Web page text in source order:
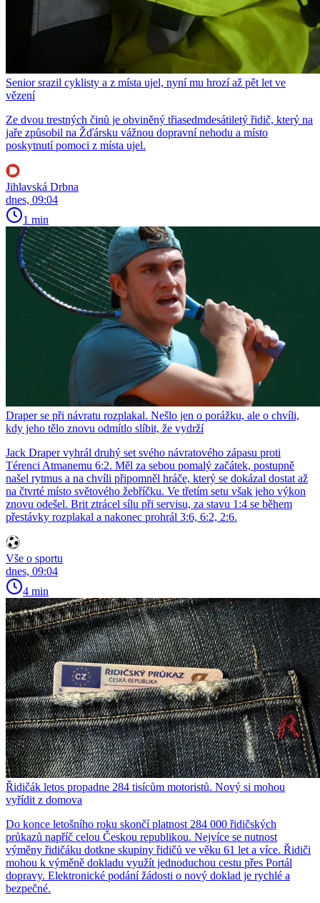
Senior srazil cyklisty a z místa ujel, nyní mu hrozí až pět let ve
vězení
Ze dvou trestných činů je obviněný třiasedmdesátiletý řidič, který na
jaře způsobil na Žďársku vážnou dopravní nehodu a místo
poskytnutí pomoci z místa ujel.
Jihlavská Drbna
dnes, 09:04
1 min
Draper se při návratu rozplakal. Nešlo jen o porážku, ale o chvíli,
kdy jeho tělo znovu odmítlo slíbit, že vydrží
Jack Draper vyhrál druhý set svého návratového zápasu proti
Térenci Atmanemu 6:2. Měl za sebou pomalý začátek, postupně
našel rytmus a na chvíli připomněl hráče, který se dokázal dostat až
na čtvrté místo světového žebříčku. Ve třetím setu však jeho výkon
znovu odešel. Brit ztrácel sílu při servisu, za stavu 1:4 se během
přestávky rozplakal a nakonec prohrál 3:6, 6:2, 2:6.
Vše o sportu
dnes, 09:04
4 min
Řidičák letos propadne 284 tisícům motoristů. Nový si mohou
vyřídit z domova
Do konce letošního roku skončí platnost 284 000 řidičských
průkazů napříč celou Českou republikou. Nejvíce se nutnost
výměny řidičáku dotkne skupiny řidičů ve věku 61 let a více. Řidiči
mohou k výměně dokladu využít jednoduchou cestu přes Portál
dopravy. Elektronické podání žádosti o nový doklad je rychlé a
bezpečné.